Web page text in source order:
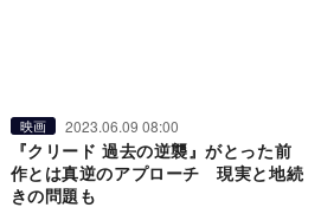
映画 2023.06.09 08:00
『クリード 過去の逆襲』がとった前
作とは真逆のアプローチ 現実と地続
きの問題も